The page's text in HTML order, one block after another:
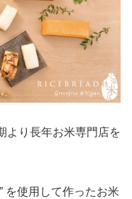
より長年お米専門店を
を使用して作ったお米